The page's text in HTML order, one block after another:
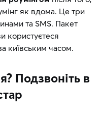
як вдома. Це три
та SMS. Пакет
користуєтеся
київським часом.
Подзвоніть в